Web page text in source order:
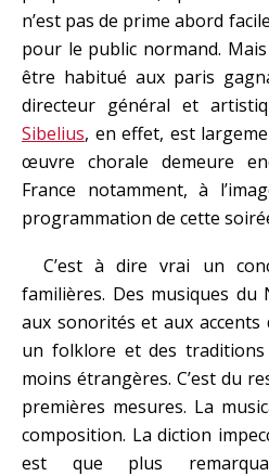
n’est pas de prime abord
pour le public normand.
être habitué aux paris
directeur général et
Sibelius, en effet, est
œuvre chorale demeure
France notamment, à
programmation de cette
C’est à dire vrai un
familières. Des musiques du
aux sonorités et aux
un folklore et des
moins étrangères. C’est du
premières mesures. La
composition. La diction
est que plus